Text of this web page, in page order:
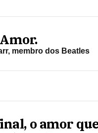
membro dos Beatles
o amor